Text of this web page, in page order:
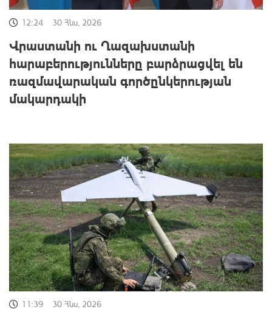
12:24 30 Հնս, 2026
Վրաստանի ու Ղազախստանի
հարաբերությունները բարձրացվել են
ռազմավարական գործընկերության
մակարդակի
11:39 30 Հնս, 2026